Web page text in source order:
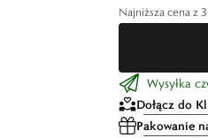
Najniższa cena z
Wysyłka
Dołącz do
Pakowanie